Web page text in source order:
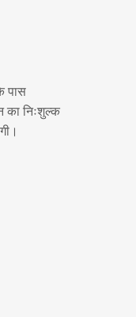
पास
का निःशुल्क